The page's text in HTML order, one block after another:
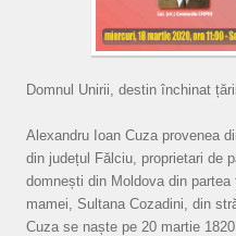
Domnul Unirii, destin închinat țării
Alexandru Ioan Cuza provenea
din județul Fălciu, proprietari de
domnești din Moldova din
mamei, Sultana Cozadini, din
Cuza se naște pe 20 martie